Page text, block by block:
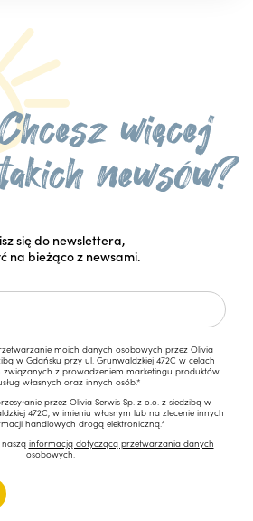
się do newslettera,
na bieżąco z newsami.
moich danych osobowych przez Olivia
w Gdańsku przy ul. Grunwaldzkiej 472C w celach
z prowadzeniem marketingu produktów
własnych oraz innych osób.*
przez Olivia Serwis Sp. z o.o. z siedzibą w
472C, w imieniu własnym lub na zlecenie innych
handlowych drogą elektroniczną.*
informacją dotyczącą przetwarzania danych
osobowych.